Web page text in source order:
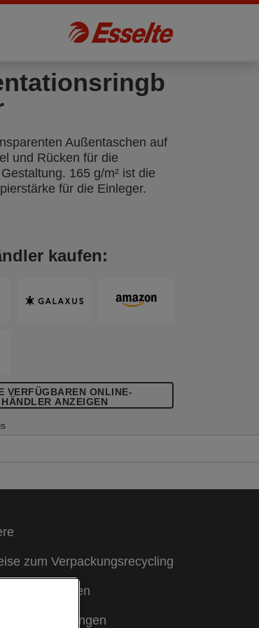
Außentaschen auf
und Rücken für die
165 g/m² ist die
für die Einleger.
kaufen:
VERFÜGBAREN ONLINE-
HÄNDLER ANZEIGEN
zum Verpackungsrecycling